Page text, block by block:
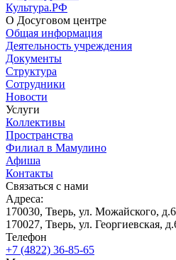
Культура.РФ
О Досуговом центре
Общая информация
Деятельность учреждения
Документы
Структура
Сотрудники
Новости
Услуги
Коллективы
Пространства
Филиал в Мамулино
Афиша
Контакты
Связаться с нами
Адреса:
170030, Тверь, ул. Можайского,
170027, Тверь, ул. Георгиевская,
Телефон
+7 (4822) 36-85-65